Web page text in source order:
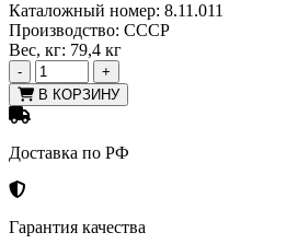
Каталожный номер: 8.11.011
Производство: СССР
Вес, кг: 79,4 кг
-
+
В КОРЗИНУ
Доставка по РФ
Гарантия качества